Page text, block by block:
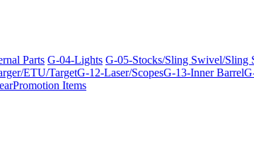
Parts G-04-Lights G-05-Stocks/Sling Swivel/Sling
ETU/TargetG-12-Laser/ScopesG-13-Inner Barrel
Promotion Items